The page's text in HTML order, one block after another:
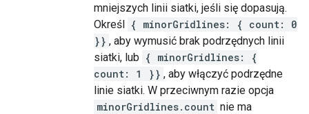
mniejszych linii siatki, jeśli się dopasują.
Określ { minorGridlines: { count: 0
}} , aby wymusić brak podrzędnych linii
siatki, lub { minorGridlines: {
count: 1 }} , aby włączyć podrzędne
linie siatki. W przeciwnym razie opcja
minorGridlines.count nie ma